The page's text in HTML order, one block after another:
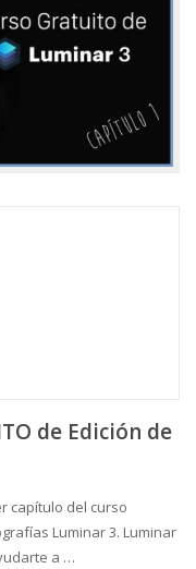
de Edición de
capítulo del curso
Luminar 3. Luminar
a …